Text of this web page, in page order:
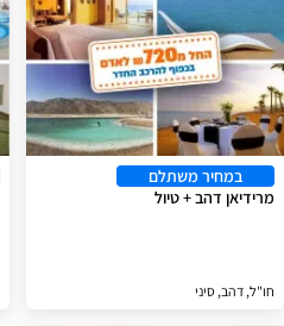
במחיר משתלם
מרידיאן דהב + טיול
חו"ל, דהב, סיני